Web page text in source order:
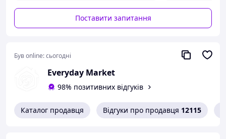
швидкої фіксації
надійно тримається, завдяки
Форма леза дозволяє робити
Міцна. Гарна висота. Гостра.
Треба підбирати міцний держак. Це
не недолік, а проблема :)
Поставити запитання
Був online:сьогодні
Everyday Market
98% позитивних відгуків
Каталог продавця Відгуки про продавця 12115